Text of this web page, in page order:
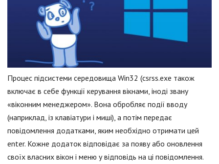
Процес підсистеми середовища Win32 (csrss.exe також
включає в себе функції керування вікнами, іноді звану
«віконним менеджером». Вона обробляє події вводу
(наприклад, із клавіатури і миші), а потім передає
повідомлення додатками, яким необхідно отримати цей
enter. Кожне додаток відповідає за появу або оновлення
своїх власних вікон і меню у відповідь на ці повідомлення.